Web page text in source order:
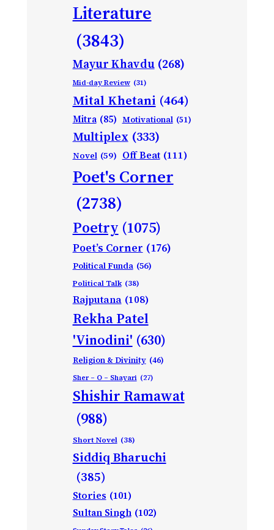
Literature
(3843)
Mayur Khavdu (268)
Mid-day Review (31)
Mital Khetani (464)
Mitra (85) Motivational (51)
Multiplex (333)
Novel (59) Off Beat (111)
Poet's Corner
(2738)
Poetry (1075)
Poet’s Corner (176)
Political Funda (56)
Political Talk (38)
Rajputana (108)
Rekha Patel
'Vinodini' (630)
Religion & Divinity (46)
Sher – O – Shayari (27)
Shishir Ramawat
(988)
Short Novel (38)
Siddiq Bharuchi
(385)
Stories (101)
Sultan Singh (102)